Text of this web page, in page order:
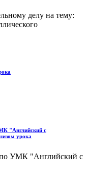
делу на тему:
"Английский с
урока
по УМК "Английский с